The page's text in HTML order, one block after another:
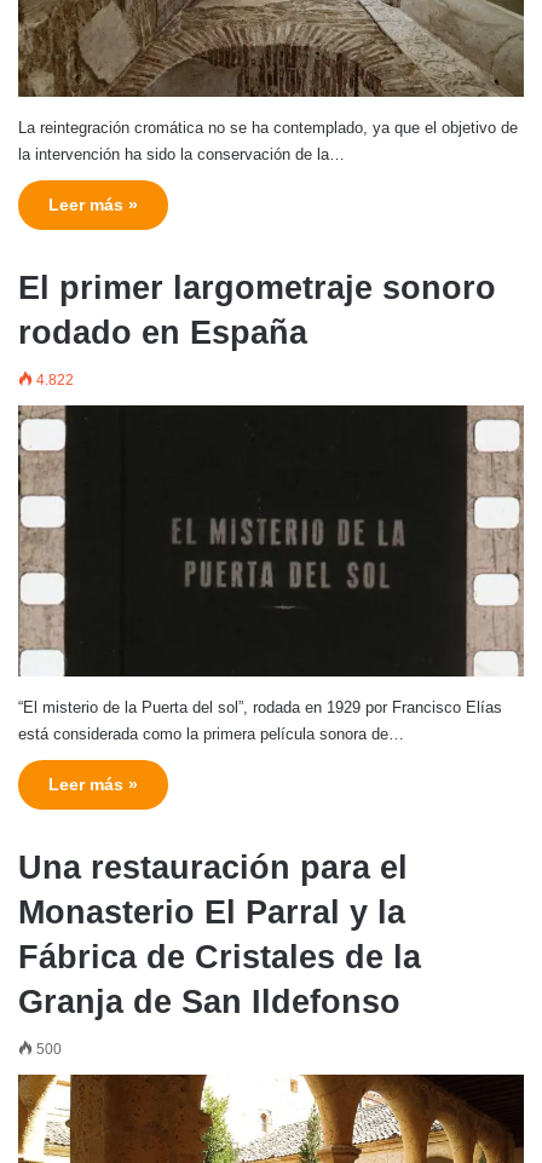
La reintegración cromática no se ha contemplado, ya que el objetivo de
la intervención ha sido la conservación de la…
Leer más »
El primer largometraje sonoro
rodado en España
4.822
“El misterio de la Puerta del sol”, rodada en 1929 por Francisco Elías
está considerada como la primera película sonora de…
Leer más »
Una restauración para el
Monasterio El Parral y la
Fábrica de Cristales de la
Granja de San Ildefonso
500